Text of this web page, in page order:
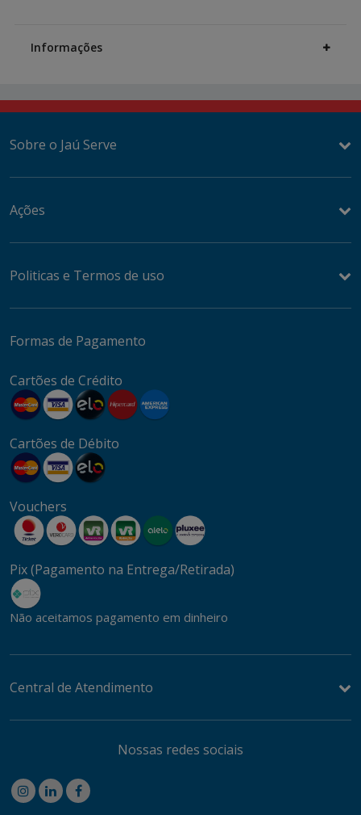
Information
Informações
Sobre o Jaú Serve
Ações
Politicas e Termos de uso
Formas de Pagamento
Cartões de Crédito
Cartões de Débito
Vouchers
Pix (Pagamento na Entrega/Retirada)
Não aceitamos pagamento em dinheiro
Central de Atendimento
Nossas redes sociais